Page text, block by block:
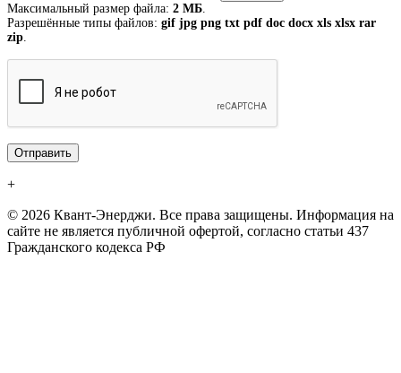
Максимальный размер файла: 2 МБ
Разрешённые типы файлов: gif jpg png txt pdf doc docx xls xlsx rar
zip
+
© 2026 Квант-Энерджи. Все права защищены. Информация на
сайте не является публичной офертой, согласно статьи 437
Гражданского кодекса РФ